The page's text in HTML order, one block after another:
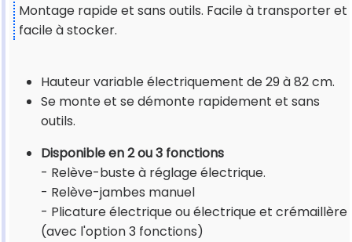
Montage rapide et sans outils. Facile à transporter et
facile à stocker.
Hauteur variable électriquement de 29 à 82 cm.
Se monte et se démonte rapidement et sans
outils.
Disponible en 2 ou 3 fonctions
- Relève-buste à réglage électrique.
- Relève-jambes manuel
- Plicature électrique ou électrique et crémaillère
(avec l'option 3 fonctions)